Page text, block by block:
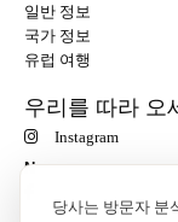
당사는 방문자 분석 및 브라우징 환경 개선을 위해 쿠키를 사용
일반 정보
국가 정보
유럽 여행
우리를 따라 오
Instagram
N